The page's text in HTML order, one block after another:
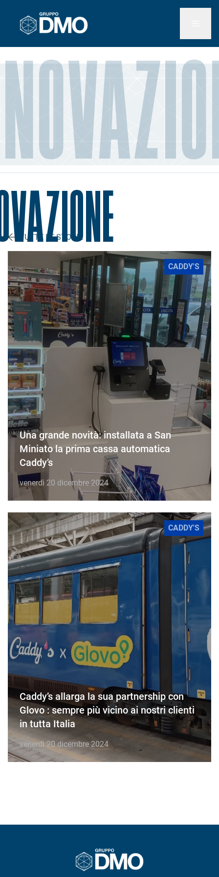
TUTTE LE STORIE
Una grande novità: installata a San
Miniato la prima cassa automatica
Caddy’s
venerdì 20 dicembre 2024
CADDY'S
Caddy’s allarga la sua partnership con
Glovo : sempre più vicino ai nostri clienti
in tutta Italia
venerdì 20 dicembre 2024
CADDY'S